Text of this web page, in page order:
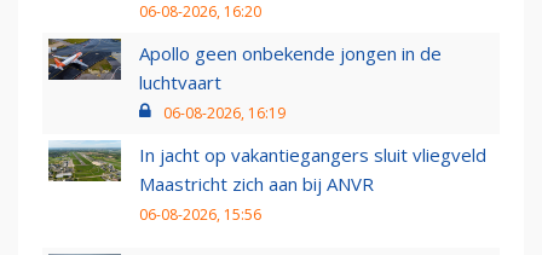
06-08-2026, 16:20
Apollo geen onbekende jongen in de
luchtvaart
06-08-2026, 16:19
In jacht op vakantiegangers sluit vliegveld
Maastricht zich aan bij ANVR
06-08-2026, 15:56